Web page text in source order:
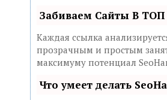
Забиваем Сайты В
Каждая ссылка
прозрачным и простым
максимуму потенциал
Что умеет делать